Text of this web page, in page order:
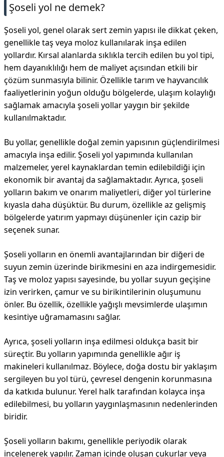
Şoseli yol ne demek?
Şoseli yol, genel olarak sert zemin yapısı ile dikkat çeken,
genellikle taş veya moloz kullanılarak inşa edilen
yollardır. Kırsal alanlarda sıklıkla tercih edilen bu yol tipi,
hem dayanıklılığı hem de maliyet açısından etkili bir
çözüm sunmasıyla bilinir. Özellikle tarım ve hayvancılık
faaliyetlerinin yoğun olduğu bölgelerde, ulaşım kolaylığı
sağlamak amacıyla şoseli yollar yaygın bir şekilde
kullanılmaktadır.
Bu yollar, genellikle doğal zemin yapısının güçlendirilmesi
amacıyla inşa edilir. Şoseli yol yapımında kullanılan
malzemeler, yerel kaynaklardan temin edilebildiği için
ekonomik bir avantaj da sağlamaktadır. Ayrıca, şoseli
yolların bakım ve onarım maliyetleri, diğer yol türlerine
kıyasla daha düşüktür. Bu durum, özellikle az gelişmiş
bölgelerde yatırım yapmayı düşünenler için cazip bir
seçenek sunar.
Şoseli yolların en önemli avantajlarından bir diğeri de
suyun zemin üzerinde birikmesini en aza indirgemesidir.
Taş ve moloz yapısı sayesinde, bu yollar suyun geçişine
izin verirken, çamur ve su birikintilerinin oluşumunu
önler. Bu özellik, özellikle yağışlı mevsimlerde ulaşımın
kesintiye uğramamasını sağlar.
Ayrıca, şoseli yolların inşa edilmesi oldukça basit bir
süreçtir. Bu yolların yapımında genellikle ağır iş
makineleri kullanılmaz. Böylece, doğa dostu bir yaklaşım
sergileyen bu yol türü, çevresel dengenin korunmasına
da katkıda bulunur. Yerel halk tarafından kolayca inşa
edilebilmesi, bu yolların yaygınlaşmasının nedenlerinden
biridir.
Şoseli yolların bakımı, genellikle periyodik olarak
incelenerek yapılır. Zaman içinde oluşan çukurlar veya